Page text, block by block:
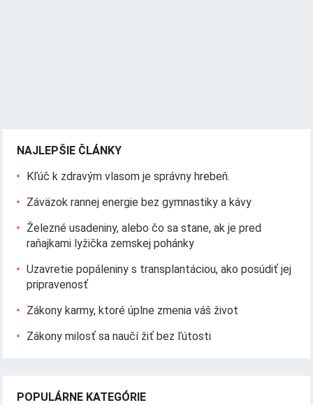
NAJLEPŠIE ČLÁNKY
Kľúč k zdravým vlasom je správny hrebeň.
Záväzok rannej energie bez gymnastiky a kávy
Železné usadeniny, alebo čo sa stane, ak je pred
raňajkami lyžička zemskej pohánky
Uzavretie popáleniny s transplantáciou, ako posúdiť jej
pripravenosť
Zákony karmy, ktoré úplne zmenia váš život
Zákony milosť sa naučí žiť bez ľútosti
POPULÁRNE KATEGÓRIE